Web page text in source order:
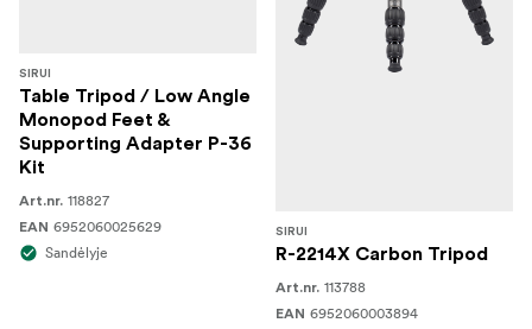
SIRUI
Table Tripod / Low Angle
Monopod Feet &
Supporting Adapter P-36
Kit
Art.nr. 118827
EAN 6952060025629
Sandėlyje
SIRUI
R-2214X Carbon Tripod
Art.nr. 113788
EAN 6952060003894